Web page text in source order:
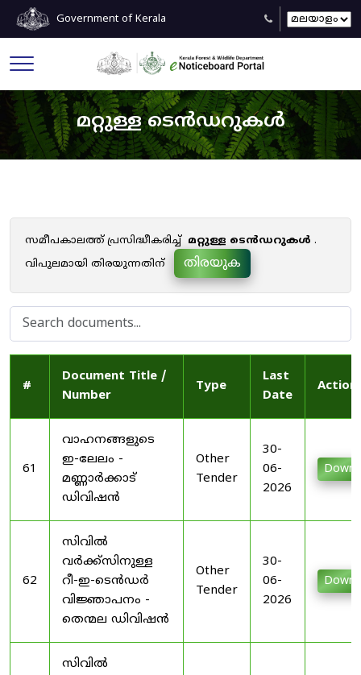
Government of Kerala
മറ്റുള്ള ടെൻഡറുകൾ
സമീപകാലത്ത് പ്രസിദ്ധീകരിച്ച് മറ്റുള്ള ടെൻഡറുകൾ .
വിപുലമായി തിരയുന്നതിന്
തിരയുക
#
Document Title /
Number
Type
Last
Date
61
വാഹനങ്ങളുടെ
ഇ-ലേലം -
മണ്ണാർക്കാട്
ഡിവിഷൻ
Other
Tender
30-
06-
2026
62
സിവിൽ
വർക്ക്സിനുള്ള
റീ-ഇ-ടെൻഡർ
വിജ്ഞാപനം -
തെന്മല ഡിവിഷൻ
Other
Tender
30-
06-
2026
സിവിൽ